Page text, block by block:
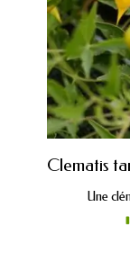
Clematis
Une